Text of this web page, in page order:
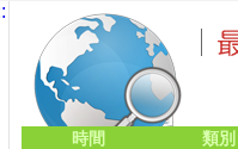
時間 類別